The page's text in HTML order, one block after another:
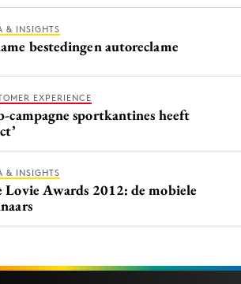
& INSIGHTS
bestedingen autoreclame
EXPERIENCE
campagne sportkantines heeft
& INSIGHTS
Lovie Awards 2012: de mobiele